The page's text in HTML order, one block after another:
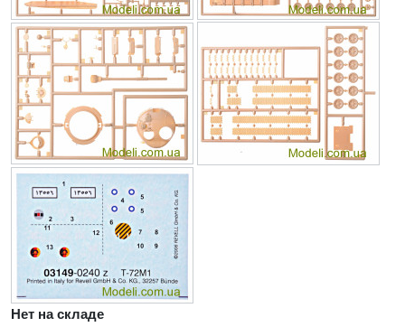
Нет на складе